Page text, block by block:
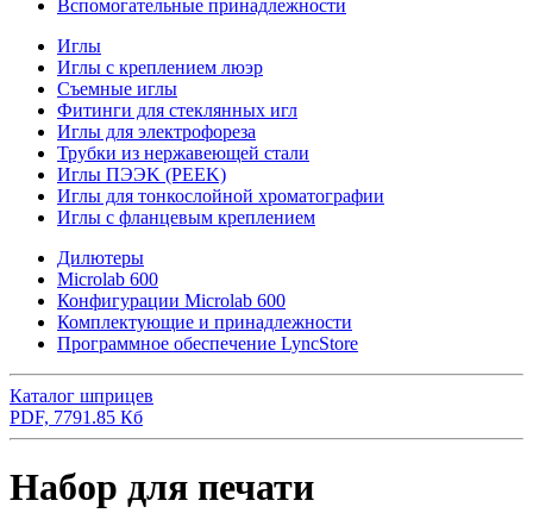
Вспомогательные принадлежности
Иглы
Иглы с креплением люэр
Съемные иглы
Фитинги для стеклянных игл
Иглы для электрофореза
Трубки из нержавеющей стали
Иглы ПЭЭK (PEEK)
Иглы для тонкослойной хроматографии
Иглы с фланцевым креплением
Дилютеры
Microlab 600
Конфигурации Microlab 600
Комплектующие и принадлежности
Программное обеспечение LyncStore
Каталог шприцев
PDF, 7791.85 Кб
Набор для печати